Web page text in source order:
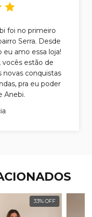
foi no primeiro
Serra. Desde
amo essa loja!
vocês estão de
novas conquistas
pra eu poder
Anebi.
33%OFF